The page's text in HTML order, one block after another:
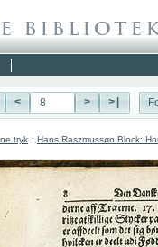
< > >|
tryk : Hans Raszmussøn Block: